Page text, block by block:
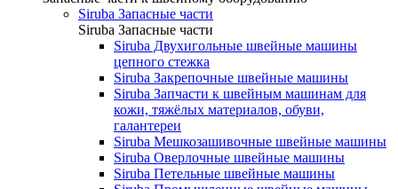
Siruba Запасные части
Siruba Запасные части
Siruba Двухигольные швейные машины
цепного стежка
Siruba Закрепочные швейные машины
Siruba Запчасти к швейным машинам для
кожи, тяжёлых материалов, обуви,
галантереи
Siruba Мешкозашивочные швейные машины
Siruba Оверлочные швейные машины
Siruba Петельные швейные машины